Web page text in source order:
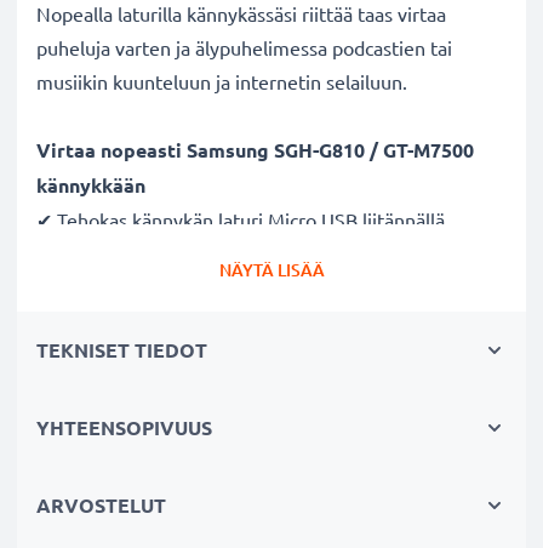
Nopealla laturilla kännykässäsi riittää taas virtaa
puheluja varten ja älypuhelimessa podcastien tai
musiikin kuunteluun ja internetin selailuun.
Virtaa nopeasti Samsung SGH-G810 / GT-M7500
kännykkään
✔ Tehokas kännykän laturi Micro USB liitännällä
✔ Hellävarainen ja turvallinen lataus - moderni
NÄYTÄ LISÄÄ
TEKNISET TIEDOT
YHTEENSOPIVUUS
ARVOSTELUT